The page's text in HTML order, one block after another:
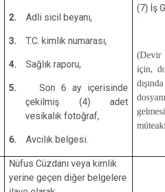
2. Adli sicil beyanı,
3. T.C. kimlik numarası,
4. Sağlık raporu,
5.Son 6 ay içerisinde
çekilmiş (4) adet
vesikalık fotoğraf,
6. Avcılık belgesi.
(7) İş
(Devir
için,
Nüfus Cüzdanı veya kimlik
yerine geçen diğer belgelere